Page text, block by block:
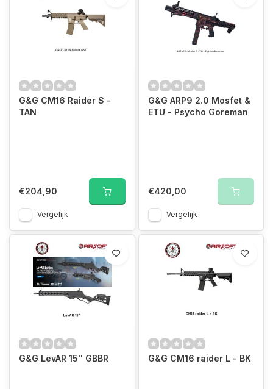
G&G CM16 Raider S -
TAN
€204,90
Vergelijk
G&G ARP9 2.0 Mosfet &
ETU - Psycho Goreman
€420,00
Vergelijk
G&G LevAR 15'' GBBR G&G CM16 raider L - BK